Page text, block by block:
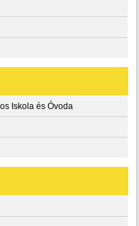
Iskola és Óvoda